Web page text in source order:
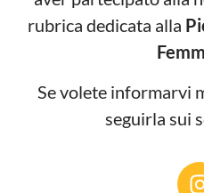
rubrica dedicata alla
Se volete informarvi
seguirla sui